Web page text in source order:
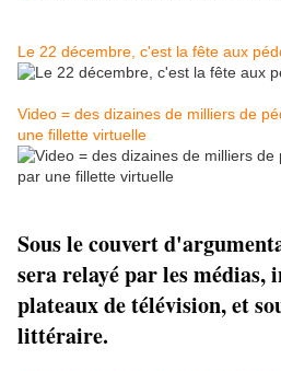
Le 22 décembre, c'est la fête aux
Video = des dizaines de milliers de
une fillette virtuelle
Sous le couvert
sera relayé par les médias,
plateaux de télévision, et
littéraire.